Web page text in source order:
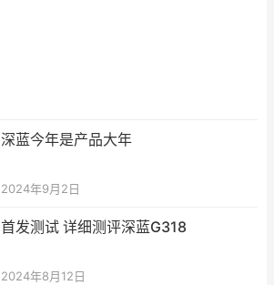
深蓝今年是产品大年
2024年9月2日
首发测试 详细测评深蓝G318
2024年8月12日